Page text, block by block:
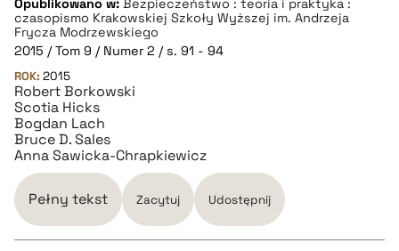
pobierz cytat
BIBTEX
pobierz cytat
Opublikowano w: Bezpieczeństwo : teoria i praktyka :
czasopismo Krakowskiej Szkoły Wyższej im. Andrzeja
Frycza Modrzewskiego
2015 / Tom 9 / Numer 2 / s. 91 - 94
ROK: 2015
Robert Borkowski
Scotia Hicks
Bogdan Lach
Bruce D. Sales
Anna Sawicka-Chrapkiewicz
Pełny tekst Zacytuj Udostępnij